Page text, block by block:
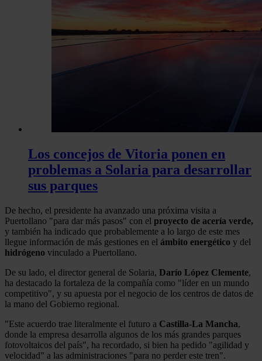
Los concejos de Vitoria ponen en
problemas a Solaria para desarrollar
sus parques
De hecho, el presidente ha avanzado una próxima visita a
Puertollano "para dar más pasos" con el proyecto de acería verde,
y también ha indicado que probablemente a lo largo de este mes
llegue información de más gestiones en el ámbito energético y del
hidrógeno vinculado a Puertollano.
De su lado, el director general de Solaria, Darío López Clemente,
ha destacado la fortaleza de la compañía como "líder en un mundo
competitivo", y su apuesta por el negocio de los centros de datos de
la mano del Gobierno regional.
"Este acuerdo trae literalmente el futuro a Castilla-La Mancha,
donde la empresa desarrolla algunos de los más grandes parques
fotovoltaicos del país", ha recordado, si bien ha pedido "agilidad y
velocidad" a las administraciones "para no perder este tren".